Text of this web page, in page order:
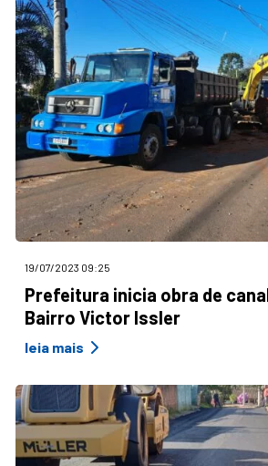
19/07/2023 09:25
Prefeitura inicia obra de
Bairro Victor Issler
leia mais